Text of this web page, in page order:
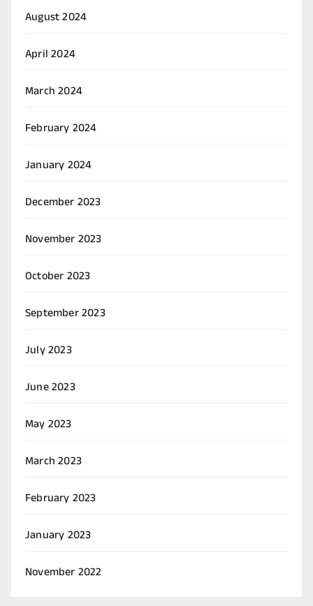
August 2024
April 2024
March 2024
February 2024
January 2024
December 2023
November 2023
October 2023
September 2023
July 2023
June 2023
May 2023
March 2023
February 2023
January 2023
November 2022